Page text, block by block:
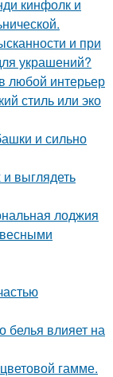
кинфолк и
и при
украшений?
любой интерьер
стиль или эко
и сильно
выглядеть
лоджия
белья влияет на
гамме.